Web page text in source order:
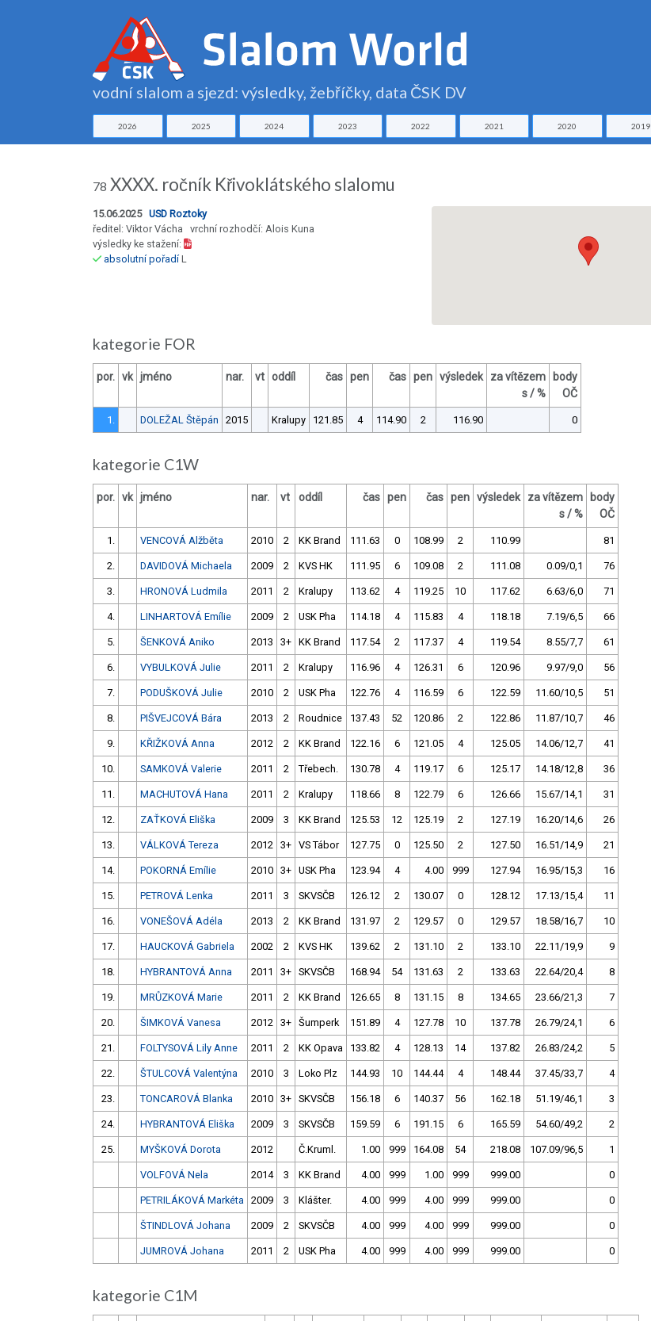
vodní slalom a sjezd: výsledky, žebříčky, data ČSK DV
2026 2025 2024 2023 2022 2021 2020 2019
78 XXXX. ročník Křivoklátského slalomu
15.06.2025 USD Roztoky
ředitel: Viktor Vácha vrchní rozhodčí: Alois Kuna
výsledky ke stažení:
absolutní pořadíL
kategorie FOR
por. vk jméno nar. vt oddíl čas pen čas pen výsledek
za vítězem
s / %
body
OČ
1. DOLEŽAL Štěpán 2015 Kralupy 121.85 4 114.90 2 116.90 0
kategorie C1W
por. vk jméno nar. vt oddíl čas pen čas pen výsledek
za vítězem
s / %
body
OČ
1. VENCOVÁ Alžběta 2010 2 KK Brand 111.63 0 108.99 2 110.99 81
2. DAVIDOVÁ Michaela 2009 2 KVS HK 111.95 6 109.08 2 111.08 0.09/0,1 76
3. HRONOVÁ Ludmila 2011 2 Kralupy 113.62 4 119.25 10 117.62 6.63/6,0 71
4. LINHARTOVÁ Emílie 2009 2 USK Pha 114.18 4 115.83 4 118.18 7.19/6,5 66
5. ŠENKOVÁ Aniko 2013 3+ KK Brand 117.54 2 117.37 4 119.54 8.55/7,7 61
6. VYBULKOVÁ Julie 2011 2 Kralupy 116.96 4 126.31 6 120.96 9.97/9,0 56
7. PODUŠKOVÁ Julie 2010 2 USK Pha 122.76 4 116.59 6 122.59 11.60/10,5 51
8. PIŠVEJCOVÁ Bára 2013 2 Roudnice 137.43 52 120.86 2 122.86 11.87/10,7 46
9. KŘIŽKOVÁ Anna 2012 2 KK Brand 122.16 6 121.05 4 125.05 14.06/12,7 41
10. SAMKOVÁ Valerie 2011 2 Třebech. 130.78 4 119.17 6 125.17 14.18/12,8 36
11. MACHUTOVÁ Hana 2011 2 Kralupy 118.66 8 122.79 6 126.66 15.67/14,1 31
12. ZAŤKOVÁ Eliška 2009 3 KK Brand 125.53 12 125.19 2 127.19 16.20/14,6 26
13. VÁLKOVÁ Tereza 2012 3+ VS Tábor 127.75 0 125.50 2 127.50 16.51/14,9 21
14. POKORNÁ Emílie 2010 3+ USK Pha 123.94 4 4.00 999 127.94 16.95/15,3 16
15. PETROVÁ Lenka 2011 3 SKVSČB 126.12 2 130.07 0 128.12 17.13/15,4 11
16. VONEŠOVÁ Adéla 2013 2 KK Brand 131.97 2 129.57 0 129.57 18.58/16,7 10
17. HAUCKOVÁ Gabriela 2002 2 KVS HK 139.62 2 131.10 2 133.10 22.11/19,9 9
18. HYBRANTOVÁ Anna 2011 3+ SKVSČB 168.94 54 131.63 2 133.63 22.64/20,4 8
19. MRŮZKOVÁ Marie 2011 2 KK Brand 126.65 8 131.15 8 134.65 23.66/21,3 7
20. ŠIMKOVÁ Vanesa 2012 3+ Šumperk 151.89 4 127.78 10 137.78 26.79/24,1 6
21. FOLTYSOVÁ Lily Anne 2011 2 KK Opava 133.82 4 128.13 14 137.82 26.83/24,2 5
22. ŠTULCOVÁ Valentýna 2010 3 Loko Plz 144.93 10 144.44 4 148.44 37.45/33,7 4
23. TONCAROVÁ Blanka 2010 3+ SKVSČB 156.18 6 140.37 56 162.18 51.19/46,1 3
24. HYBRANTOVÁ Eliška 2009 3 SKVSČB 159.59 6 191.15 6 165.59 54.60/49,2 2
25. MYŠKOVÁ Dorota 2012 Č.Kruml. 1.00 999 164.08 54 218.08 107.09/96,5 1
VOLFOVÁ Nela 2014 3 KK Brand 4.00 999 1.00 999 999.00 0
PETRILÁKOVÁ Markéta 2009 3 Klášter. 4.00 999 4.00 999 999.00 0
ŠTINDLOVÁ Johana 2009 2 SKVSČB 4.00 999 4.00 999 999.00 0
JUMROVÁ Johana 2011 2 USK Pha 4.00 999 4.00 999 999.00 0
kategorie C1M